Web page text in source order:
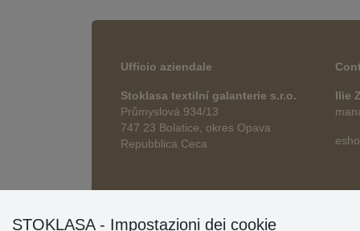
Ufficio aziendale
Stoklasa textilní galanterie s.r.o.
Průmyslová 934/13
747 23 Bolatice, okres Opava
Repubblica Ceca
Ilie
STOKLASA - Impostazioni dei cookie